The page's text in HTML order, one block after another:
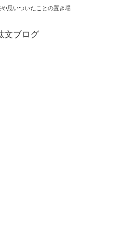
思いついたことの置き場
文ブログ